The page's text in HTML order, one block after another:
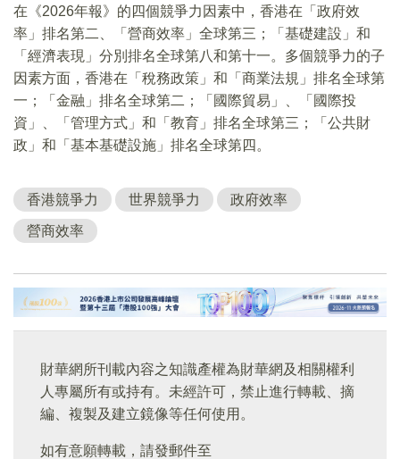
在《2026年報》的四個競爭力因素中，香港在「政府效
率」排名第二、「營商效率」全球第三；「基礎建設」和
「經濟表現」分別排名全球第八和第十一。多個競爭力的子
因素方面，香港在「稅務政策」和「商業法規」排名全球第
一；「金融」排名全球第二；「國際貿易」、「國際投
資」、「管理方式」和「教育」排名全球第三；「公共財
政」和「基本基礎設施」排名全球第四。
香港競爭力 世界競爭力 政府效率
營商效率
財華網所刊載內容之知識產權為財華網及相關權利
人專屬所有或持有。未經許可，禁止進行轉載、摘
編、複製及建立鏡像等任何使用。
如有意願轉載，請發郵件至